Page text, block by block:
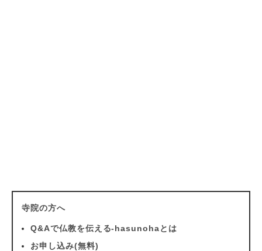
寺院の方へ
Q&Aで仏教を伝える-hasunohaとは
お申し込み(無料)